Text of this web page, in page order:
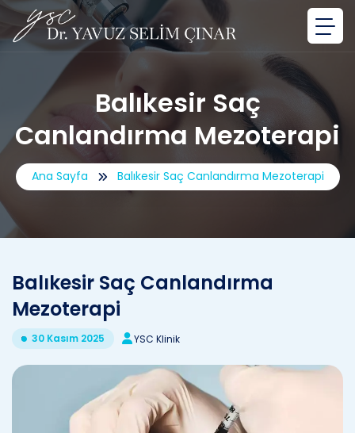
Balıkesir Saç
Canlandırma Mezoterapi
Ana Sayfa Balıkesir Saç Canlandırma Mezoterapi
Balıkesir Saç Canlandırma
Mezoterapi
30 Kasım 2025 YSC Klinik